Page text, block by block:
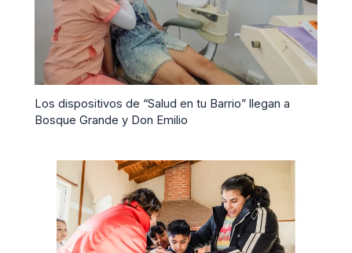
Los dispositivos de “Salud en tu Barrio” llegan a
Bosque Grande y Don Emilio